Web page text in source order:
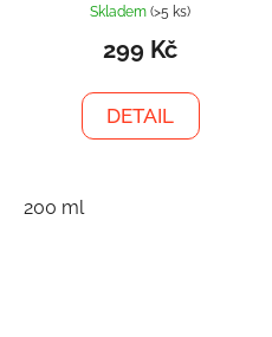
Skladem(>5 ks)
299 Kč
DETAIL
200 ml